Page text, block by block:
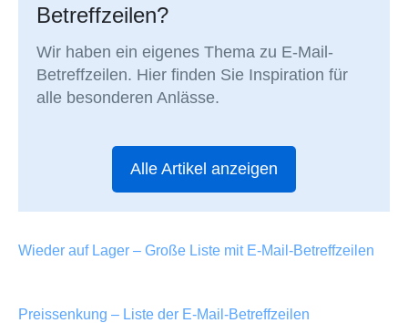
Betreffzeilen?
Wir haben ein eigenes Thema zu E-Mail-
Betreffzeilen. Hier finden Sie Inspiration für
alle besonderen Anlässe.
Alle Artikel anzeigen
Wieder auf Lager – Große Liste mit E-Mail-Betreffzeilen
Preissenkung – Liste der E-Mail-Betreffzeilen